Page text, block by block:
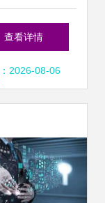
技建筑的创
新前沿
查看详情
2026-08-06